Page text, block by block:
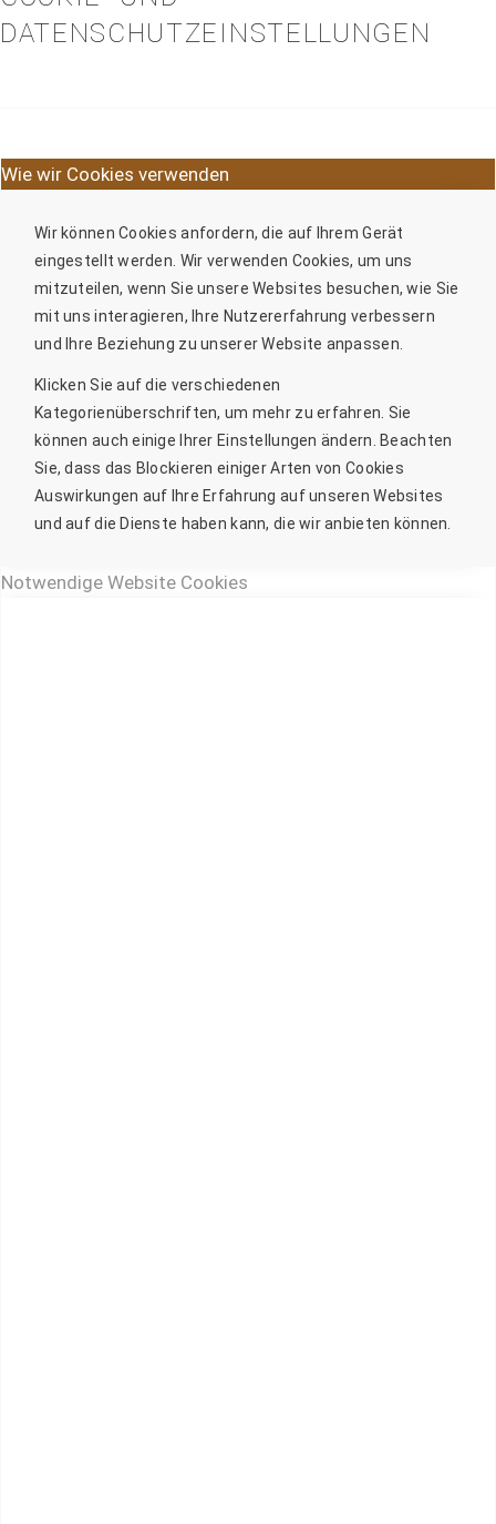
DATENSCHUTZEINSTELLUNGEN
Wie wir Cookies verwenden
Wir können Cookies anfordern, die auf Ihrem Gerät
eingestellt werden. Wir verwenden Cookies, um uns
mitzuteilen, wenn Sie unsere Websites besuchen, wie Sie
mit uns interagieren, Ihre Nutzererfahrung verbessern
und Ihre Beziehung zu unserer Website anpassen.
Klicken Sie auf die verschiedenen
Kategorienüberschriften, um mehr zu erfahren. Sie
können auch einige Ihrer Einstellungen ändern. Beachten
Sie, dass das Blockieren einiger Arten von Cookies
Auswirkungen auf Ihre Erfahrung auf unseren Websites
und auf die Dienste haben kann, die wir anbieten können.
Notwendige Website Cookies